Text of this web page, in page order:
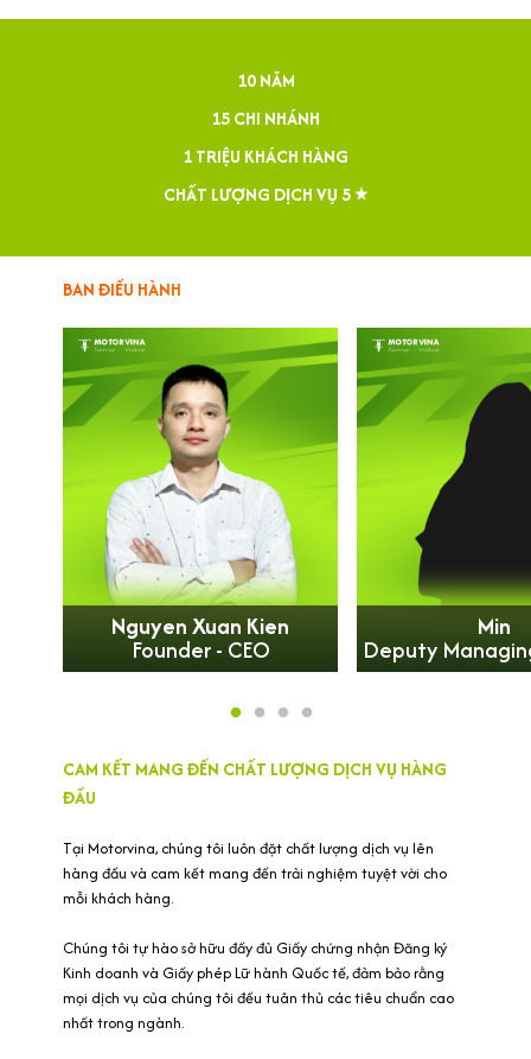
10 NĂM
15 CHI NHÁNH
1 TRIỆU KHÁCH HÀNG
CHẤT LƯỢNG DỊCH VỤ 5
BAN ĐIỀU HÀNH
Nguyen Xuan Kien
Founder - CEO
Min
Deputy
CAM KẾT MANG ĐẾN CHẤT LƯỢNG DỊCH VỤ HÀNG
ĐẦU
Tại Motorvina, chúng tôi luôn đặt chất lượng dịch vụ lên
hàng đầu và cam kết mang đến trải nghiệm tuyệt vời cho
mỗi khách hàng.
Chúng tôi tự hào sở hữu đầy đủ Giấy chứng nhận Đăng ký
Kinh doanh và Giấy phép Lữ hành Quốc tế, đảm bảo rằng
mọi dịch vụ của chúng tôi đều tuân thủ các tiêu chuẩn cao
nhất trong ngành.